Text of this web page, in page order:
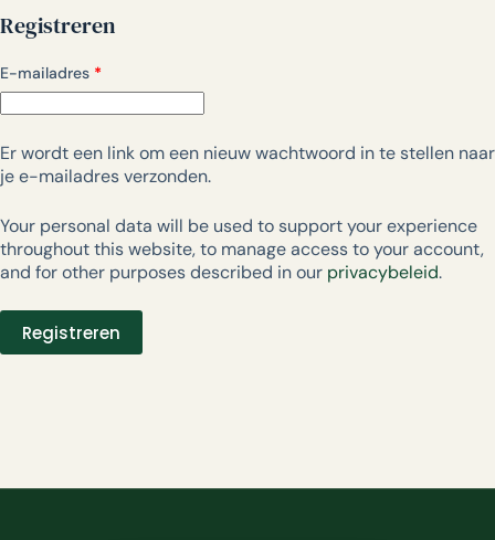
Registreren
E-mailadres *
Er wordt een link om een nieuw wachtwoord in te stellen naar
je e-mailadres verzonden.
Your personal data will be used to support your experience
throughout this website, to manage access to your account,
and for other purposes described in our privacybeleid.
Registreren